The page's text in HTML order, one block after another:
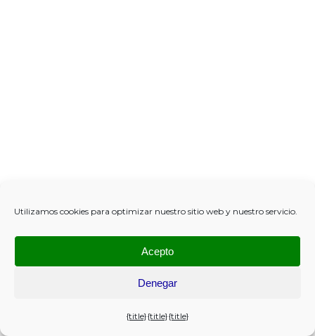
Utilizamos cookies para optimizar nuestro sitio web y nuestro servicio.
Acepto
Denegar
{title}{title}{title}